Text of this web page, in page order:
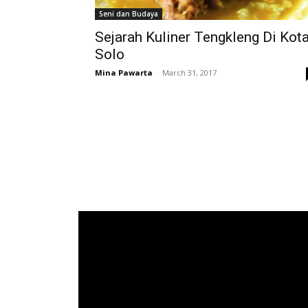
Seni dan Budaya
Sejarah Kuliner Tengkleng Di
Solo
Mina Pawarta - March 31, 2017